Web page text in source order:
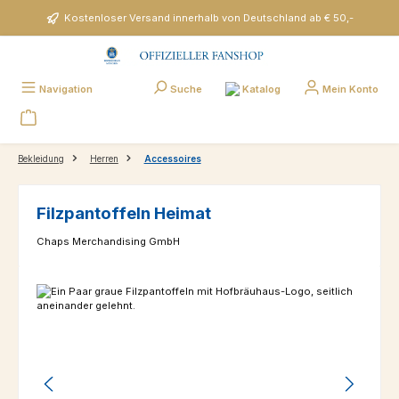
Zum Hauptinhalt springenKostenloser Versand innerhalb von Deutschland ab € 50,-
Navigation Suche Katalog Mein Konto
Bekleidung Herren Accessoires
Filzpantoffeln Heimat
Chaps Merchandising GmbH
Bildergalerie überspringen